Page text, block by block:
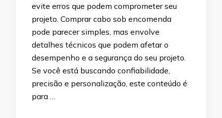
evite erros que podem comprometer seu
projeto. Comprar cabo sob encomenda
pode parecer simples, mas envolve
detalhes técnicos que podem afetar o
desempenho e a segurança do seu projeto.
Se você está buscando confiabilidade,
precisão e personalização, este conteúdo é
para …